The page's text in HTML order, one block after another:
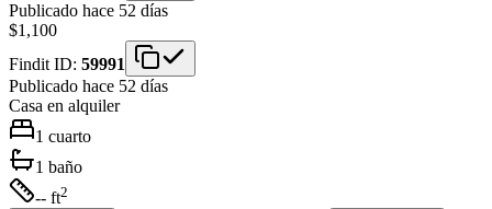
Publicado hace 52 días
$1,100
Findit ID: 59991
Publicado hace 52 días
Casa en alquiler
1 cuarto
1 baño
-- ft2